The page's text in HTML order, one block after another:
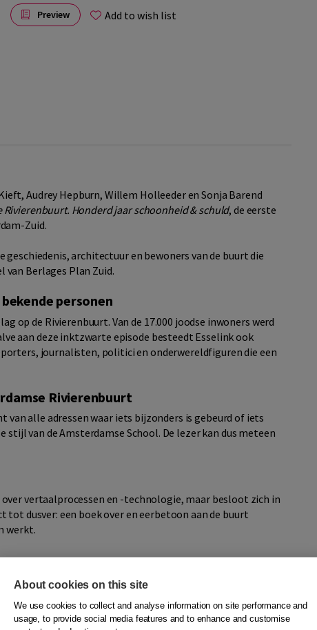
Preview Add to wish list
Audrey Hepburn, Willem Holleeder en Sonja Barend
Rivierenbuurt. Honderd jaar schoonheid & schuld, de eerste
Zuid.
architectuur en bewoners van de buurt die
van Berlages Plan Zuid.
personen
op de Rivierenbuurt. Van de 17.000 joodse inwoners werd
aan deze inktzwarte episode besteedt Esselink ook
journalisten, politici en onderwereldfiguren die een
Rivierenbuurt
alle adressen waar iets bijzonders is gebeurd of iets
stijl van de Amsterdamse School. De lezer kan dus meteen
over vertaalprocessen en -technologie, maar besloot zich in
dusver: een boek over en eerbetoon aan de buurt
werkt.
About cookies on this site
We use cookies to collect and analyse information on site performance and
usage, to provide social media features and to enhance and customise